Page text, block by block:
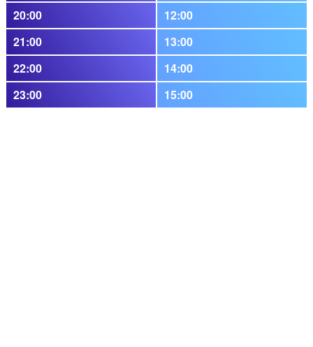
20:00
12:00
21:00
13:00
22:00
14:00
23:00
15:00